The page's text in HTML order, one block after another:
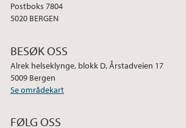
Postboks 7804
5020 BERGEN
BESØK OSS
Alrek helseklynge, blokk D, Årstadveien 17
5009 Bergen
Se områdekart
FØLG OSS